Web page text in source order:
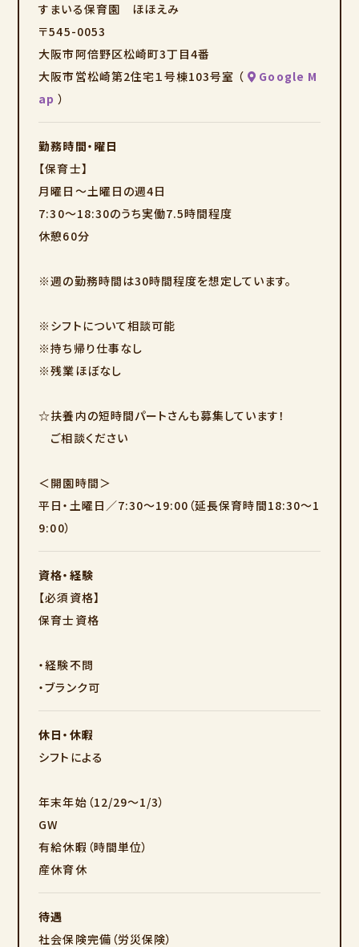
未経験の方、ブランクがある方も丁寧に研修しますので
安心してスタートしていただけます。
保育記録、出欠登録などの各種帳票はICTシステムを導入して
おり
事務作業の時間を減らし、子どもたちと向き合う時間を大切に
しています。
すまいる保育園 ほほえみ
〒545-0053
大阪市阿倍野区松崎町3丁目4番
大阪市営松崎第2住宅１号棟103号室 （
Google M
ap ）
勤務時間・曜日
【保育士】
月曜日～土曜日の週4日
7:30～18:30のうち実働7.5時間程度
休憩60分
※週の勤務時間は30時間程度を想定しています。
※シフトについて相談可能
※持ち帰り仕事なし
※残業ほぼなし
☆扶養内の短時間パートさんも募集しています！
ご相談ください
＜開園時間＞
平日・土曜日／7:30～19:00（延長保育時間18:30～1
9:00）
資格・経験
【必須資格】
保育士資格
・経験不問
・ブランク可
休日・休暇
シフトによる
年末年始（12/29～1/3）
GW
有給休暇（時間単位）
産休育休
待遇
社会保険完備（労災保険）